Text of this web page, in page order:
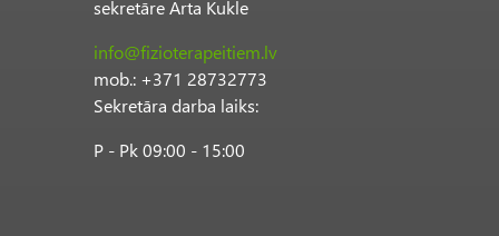
sekretāre Arta Kukle
info@fizioterapeitiem.lv
mob.: +371 28732773
Sekretāra darba laiks:
P - Pk 09:00 - 15:00